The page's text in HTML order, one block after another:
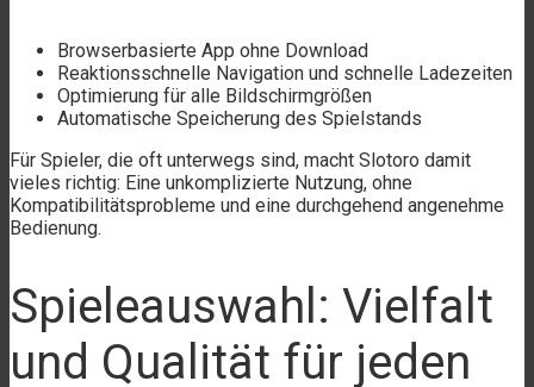
Browserbasierte App ohne Download
Reaktionsschnelle Navigation und schnelle Ladezeiten
Optimierung für alle Bildschirmgrößen
Automatische Speicherung des Spielstands
Für Spieler, die oft unterwegs sind, macht Slotoro damit
vieles richtig: Eine unkomplizierte Nutzung, ohne
Kompatibilitätsprobleme und eine durchgehend angenehme
Bedienung.
Spieleauswahl: Vielfalt
und Qualität für jeden